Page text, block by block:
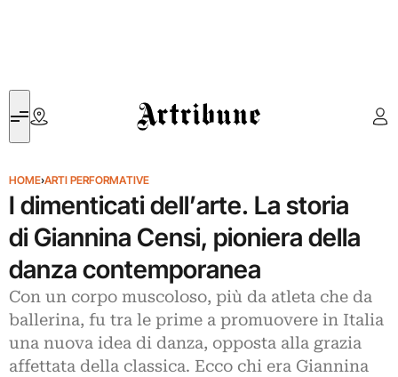
Artribune
HOME›ARTI PERFORMATIVE
I dimenticati dell’arte. La storia
di Giannina Censi, pioniera della
danza contemporanea
Con un corpo muscoloso, più da atleta che da
ballerina, fu tra le prime a promuovere in Italia
una nuova idea di danza, opposta alla grazia
affettata della classica. Ecco chi era Giannina